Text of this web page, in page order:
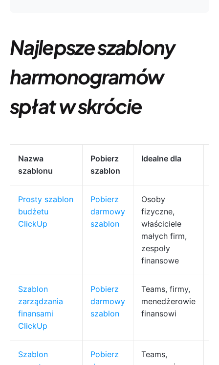
Najlepsze szablony
harmonogramów
spłat w skrócie
Nazwa
szablonu
Pobierz
szablon
Idealne dla
Prosty szablon
budżetu
ClickUp
Pobierz
darmowy
szablon
Osoby
fizyczne,
właściciele
małych firm,
zespoły
finansowe
Szablon
zarządzania
finansami
ClickUp
Pobierz
darmowy
szablon
Teams, firmy,
menedżerowie
finansowi
Szablon
Pobierz
Teams,